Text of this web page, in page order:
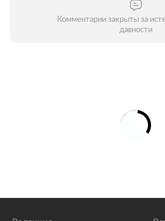
Комментарии закрыты за
давности